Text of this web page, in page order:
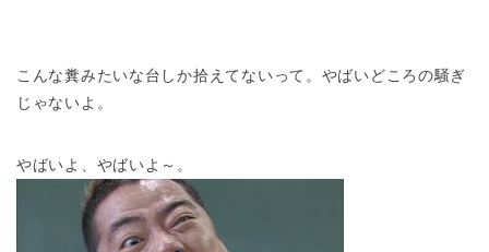
こんな糞みたいな台しか拾えてないって。やばいどころの騒ぎ
じゃないよ。
やばいよ、やばいよ～。